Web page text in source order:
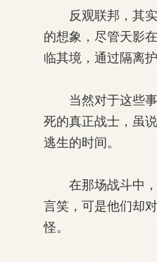
反观联邦，其实
的想象，尽管天影
临其境，通过隔离
当然对于这些事
死的真正战士，虽
逃生的时间。
在那场战斗中，
言笑，可是他们却
怪。